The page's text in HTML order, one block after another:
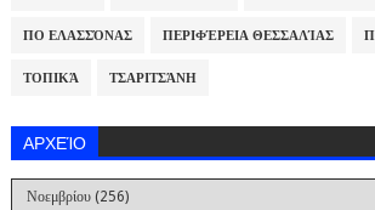
ΠΟ ΕΛΑΣΣΌΝΑΣ ΠΕΡΙΦΈΡΕΙΑ ΘΕΣΣΑΛΊΑΣ
ΤΟΠΙΚΆ ΤΣΑΡΙΤΣΆΝΗ
ΑΡΧΕΊΟ